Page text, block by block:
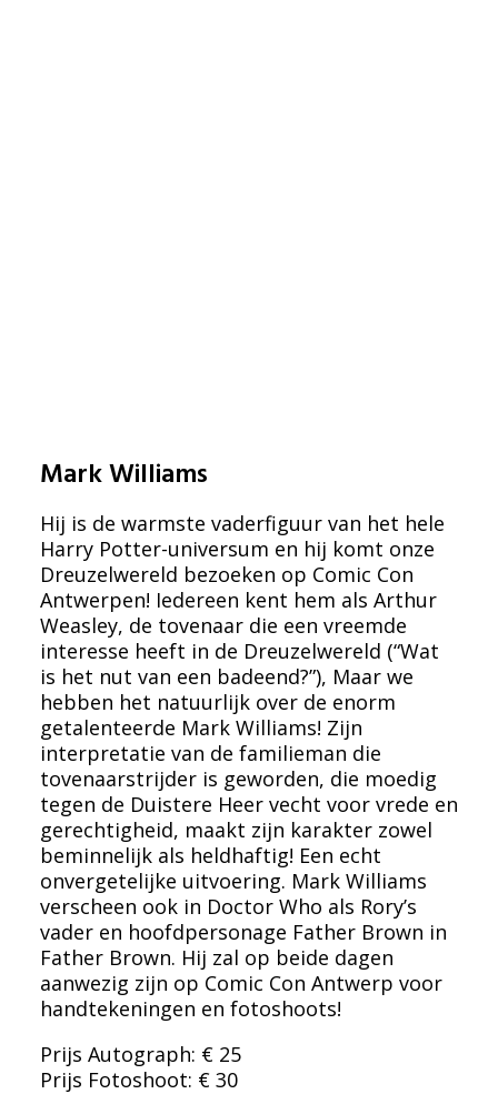
Mark Williams
Hij is de warmste vaderfiguur van het hele
Harry Potter-universum en hij komt onze
Dreuzelwereld bezoeken op Comic Con
Antwerpen! Iedereen kent hem als Arthur
Weasley, de tovenaar die een vreemde
interesse heeft in de Dreuzelwereld (“Wat
is het nut van een badeend?”), Maar we
hebben het natuurlijk over de enorm
getalenteerde Mark Williams! Zijn
interpretatie van de familieman die
tovenaarstrijder is geworden, die moedig
tegen de Duistere Heer vecht voor vrede en
gerechtigheid, maakt zijn karakter zowel
beminnelijk als heldhaftig! Een echt
onvergetelijke uitvoering. Mark Williams
verscheen ook in Doctor Who als Rory’s
vader en hoofdpersonage Father Brown in
Father Brown. Hij zal op beide dagen
aanwezig zijn op Comic Con Antwerp voor
handtekeningen en fotoshoots!
Prijs Autograph: € 25
Prijs Fotoshoot: € 30